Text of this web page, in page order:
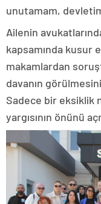
unutamam,
Ailenin
kapsamında kusur
makamlardan
davanın
Sadece bir eksiklik
yargısının önünü